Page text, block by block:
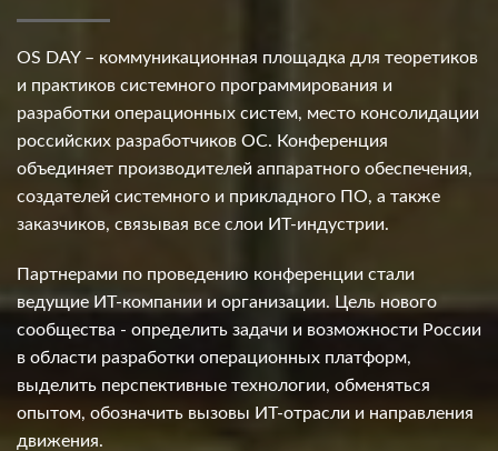
OS DAY – коммуникационная площадка для теоретиков
и практиков системного программирования и
разработки операционных систем, место консолидации
российских разработчиков ОС. Конференция
объединяет производителей аппаратного обеспечения,
создателей системного и прикладного ПО, а также
заказчиков, связывая все слои ИТ-индустрии.
Партнерами по проведению конференции стали
ведущие ИТ-компании и организации. Цель нового
сообщества - определить задачи и возможности России
в области разработки операционных платформ,
выделить перспективные технологии, обменяться
опытом, обозначить вызовы ИТ-отрасли и направления
движения.